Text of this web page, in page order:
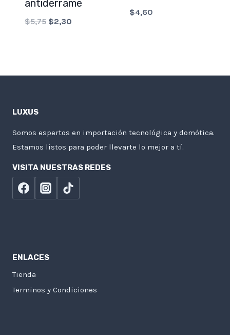
antiderrame
$5,75 Original
$2,30
$4,60
LUXUS
Somos espertos en importación tecnológica y domótica.
Estamos listos para poder llevarte lo mejor a tí.
VISITA NUESTRAS REDES
ENLACES
Tienda
Terminos y Condiciones